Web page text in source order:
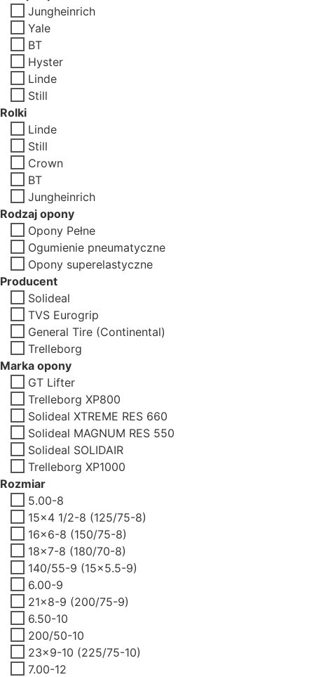
Jungheinrich
Yale
BT
Hyster
Linde
Still
Rolki
Linde
Still
Crown
BT
Jungheinrich
Rodzaj opony
Opony Pełne
Ogumienie pneumatyczne
Opony superelastyczne
Producent
Solideal
TVS Eurogrip
General Tire (Continental)
Trelleborg
Marka opony
GT Lifter
Trelleborg XP800
Solideal XTREME RES 660
Solideal MAGNUM RES 550
Solideal SOLIDAIR
Trelleborg XP1000
Rozmiar
5.00-8
15x4 1/2-8 (125/75-8)
16x6-8 (150/75-8)
18x7-8 (180/70-8)
140/55-9 (15x5.5-9)
6.00-9
21x8-9 (200/75-9)
6.50-10
200/50-10
23x9-10 (225/75-10)
7.00-12